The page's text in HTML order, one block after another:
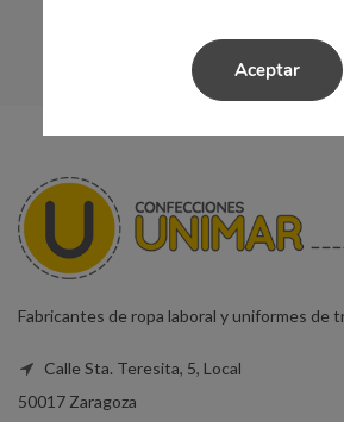
Fabricantes de ropa laboral y uniformes de
Calle Sta. Teresita, 5, Local
50017 Zaragoza
Aceptar